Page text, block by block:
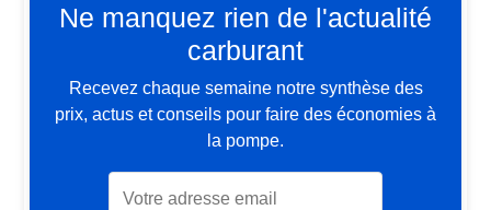
Ne manquez rien de l'actualité
carburant
Recevez chaque semaine notre synthèse des
prix, actus et conseils pour faire des économies à
la pompe.